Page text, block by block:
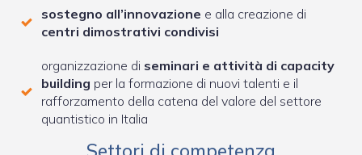
sostegno all’innovazione e alla creazione di
centri dimostrativi condivisi
organizzazione di seminari e attività di capacity
building per la formazione di nuovi talenti e il
rafforzamento della catena del valore del settore
quantistico in Italia